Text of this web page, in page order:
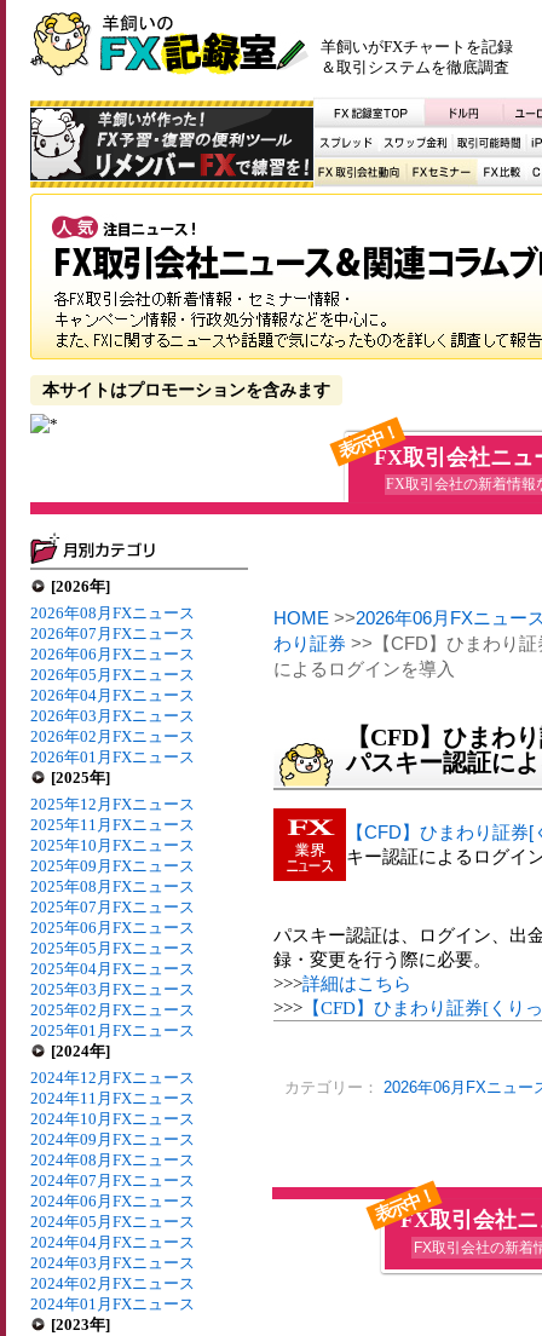
羊飼いがFXチャートを記録
＆取引システムを徹底調査
本サイトはプロモーションを含みます
表示中！FX取引会社ニュ
FX取引会社の新着情報
[2026年]
2026年08月FXニュース
2026年07月FXニュース
2026年06月FXニュース
2026年05月FXニュース
2026年04月FXニュース
2026年03月FXニュース
2026年02月FXニュース
2026年01月FXニュース
[2025年]
2025年12月FXニュース
2025年11月FXニュース
2025年10月FXニュース
2025年09月FXニュース
2025年08月FXニュース
2025年07月FXニュース
2025年06月FXニュース
2025年05月FXニュース
2025年04月FXニュース
2025年03月FXニュース
2025年02月FXニュース
2025年01月FXニュース
[2024年]
2024年12月FXニュース
2024年11月FXニュース
2024年10月FXニュース
2024年09月FXニュース
2024年08月FXニュース
2024年07月FXニュース
2024年06月FXニュース
2024年05月FXニュース
2024年04月FXニュース
2024年03月FXニュース
2024年02月FXニュース
2024年01月FXニュース
[2023年]
HOME >>2026年06月FXニュー
わり証券 >>【CFD】ひまわり
によるログインを導入
【CFD】ひまわ
パスキー認証に
【CFD】ひまわり証券
キー認証によるログイ
パスキー認証は、ログイン、出
録・変更を行う際に必要。
>>>詳細はこちら
>>> 【CFD】ひまわり証券[くり
カテゴリー： 2026年06月FXニュー
表示中！
FX取引会社
FX取引会社の新着